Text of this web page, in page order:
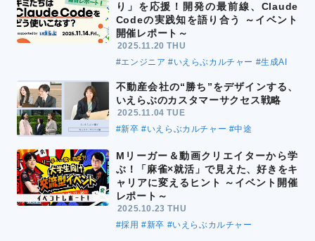
り」を応援！開発の最前線、Claude
Codeの実践知を語り合う ～イベント
開催レポート～
2025.11.20 THU
#エンジニア #いえらぶカルチャー #生成AI
不動産会社の“勝ち”をデザインする、
いえらぶのカスタマーサクセス戦略
2025.11.04 TUE
#新卒 #いえらぶカルチャー #中途
Mリーガー＆動画クリエイターから学
ぶ！「麻雀×就活」で見えた、好きをキ
ャリアに変えるヒント ～イベント開催
レポート～
2025.10.23 THU
#採用 #新卒 #いえらぶカルチャー